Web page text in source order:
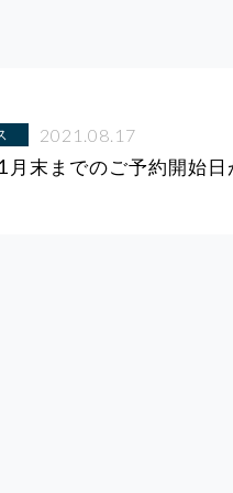
2021.08.17
末までのご予約開始日